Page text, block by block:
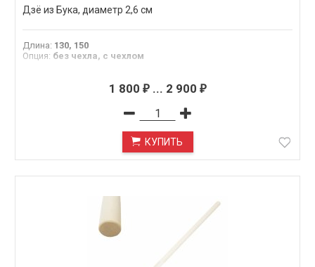
Дзё из Бука, диаметр 2,6 см
Длина: 130, 150
Опция: без чехла, с чехлом
1 800 ₽... 2 900 ₽
КУПИТЬ